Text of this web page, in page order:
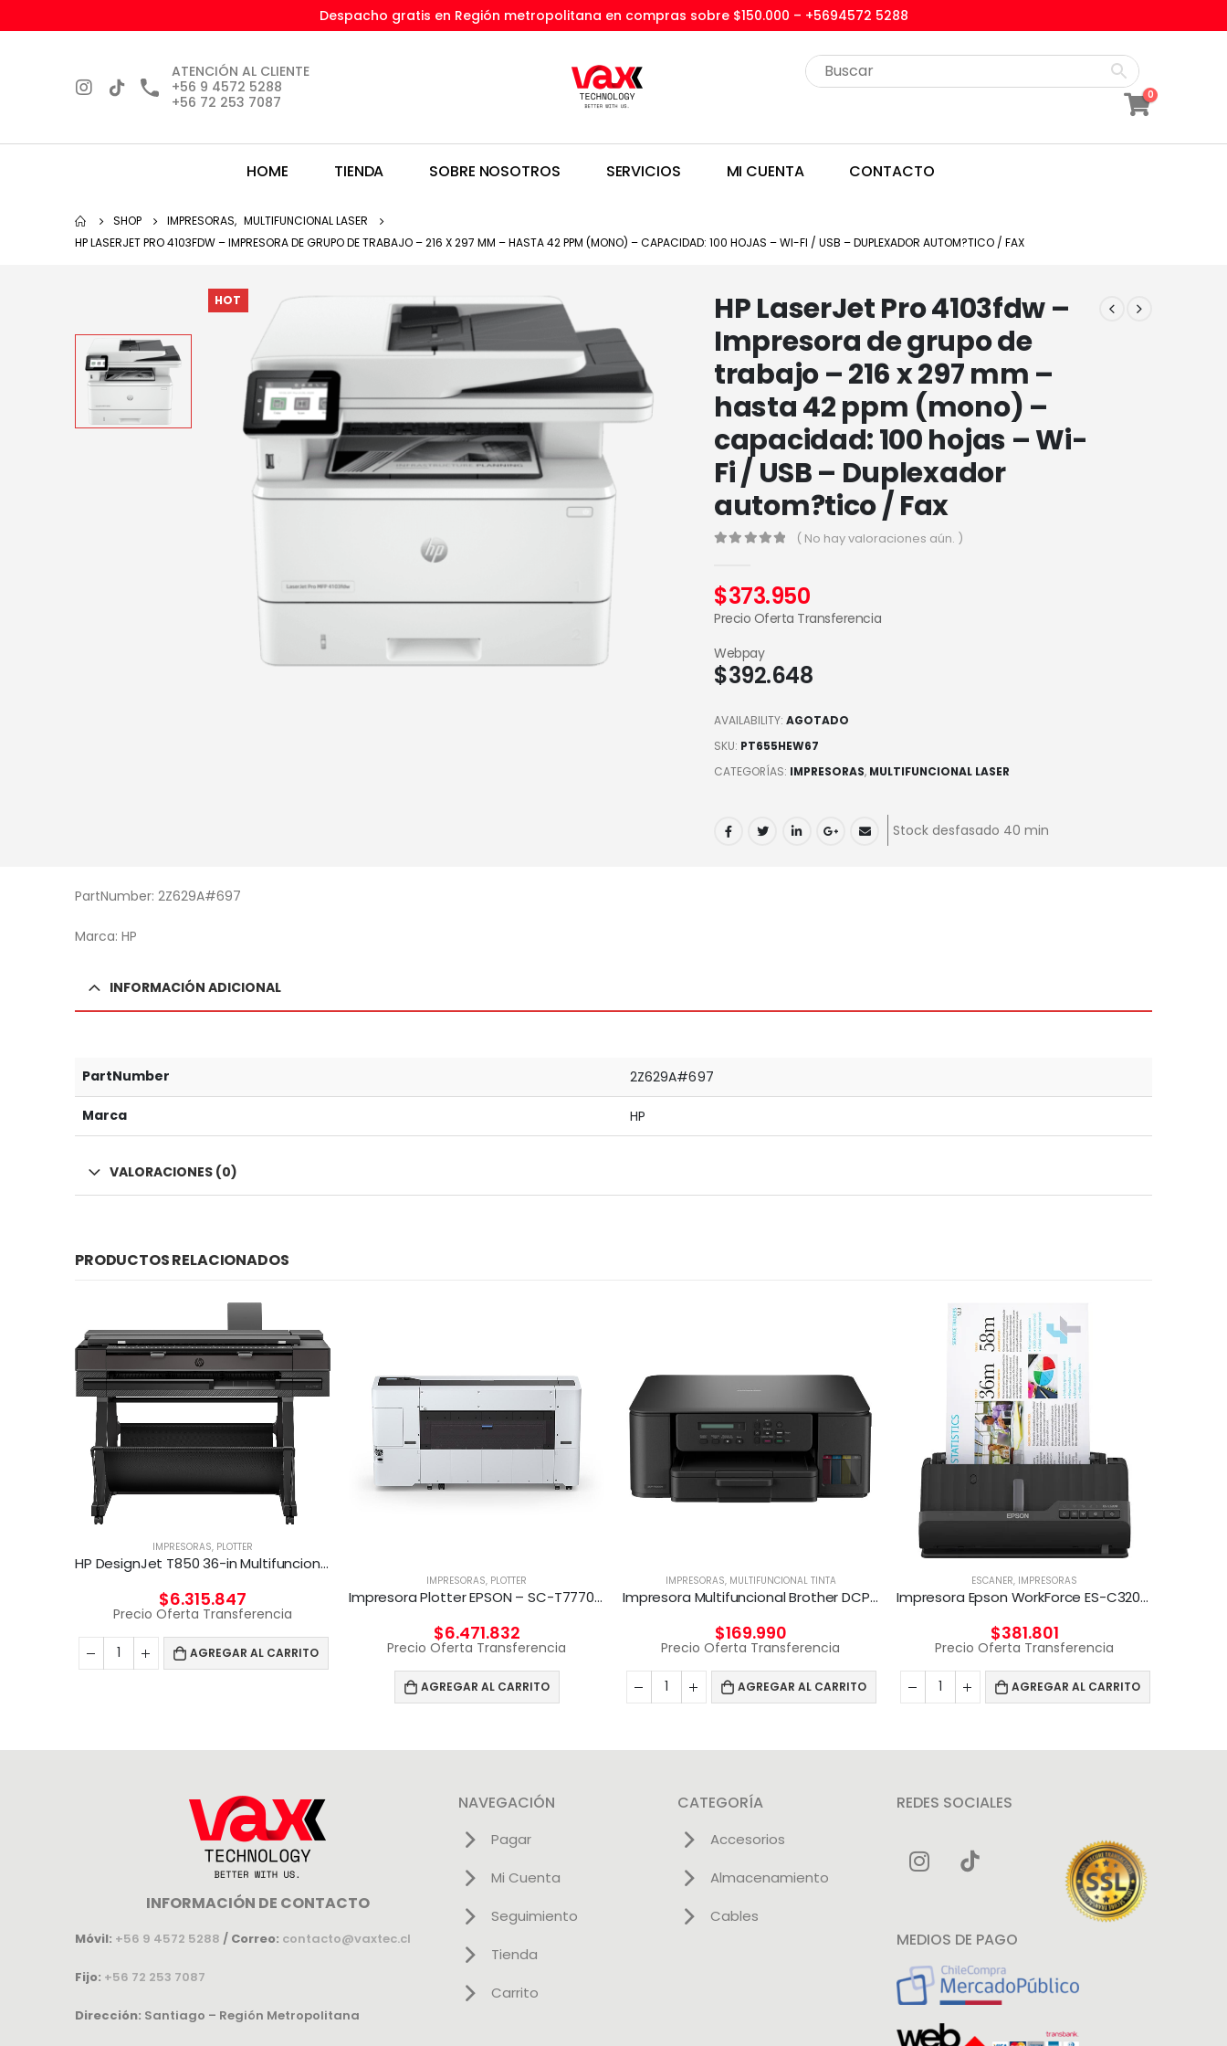
Despacho gratis en Región metropolitana en compras sobre $150.000 – +5694572 5288
ATENCIÓN AL CLIENTE
+56 9 4572 5288
+56 72 253 7087
0
HOME TIENDA SOBRE NOSOTROS SERVICIOS MI CUENTA CONTACTO
SHOP IMPRESORAS, MULTIFUNCIONAL LASER
HP LASERJET PRO 4103FDW – IMPRESORA DE GRUPO DE TRABAJO – 216 X 297 MM – HASTA 42 PPM (MONO) – CAPACIDAD: 100 HOJAS – WI-FI / USB – DUPLEXADOR AUTOM?TICO / FAX
HOT
HP LaserJet Pro 4103fdw –
Impresora de grupo de
trabajo – 216 x 297 mm –
hasta 42 ppm (mono) –
capacidad: 100 hojas – Wi-
Fi / USB – Duplexador
autom?tico / Fax
( No hay valoraciones aún. )
$373.950
Precio Oferta Transferencia
$392.648
Webpay
AVAILABILITY: AGOTADO
SKU: PT655HEW67
CATEGORÍAS: IMPRESORAS, MULTIFUNCIONAL LASER
Stock desfasado 40 min
PartNumber: 2Z629A#697
Marca: HP
INFORMACIÓN ADICIONAL
PartNumber 2Z629A#697
Marca HP
VALORACIONES (0)
PRODUCTOS RELACIONADOS
IMPRESORAS, PLOTTER
HP DesignJet T850 36-in Multifuncional
$6.315.847
Precio Oferta Transferencia
AGREGAR AL CARRITO
IMPRESORAS, PLOTTER
Impresora Plotter EPSON – SC-T7770DR 44 PRINTER
$6.471.832
Precio Oferta Transferencia
AGREGAR AL CARRITO
IMPRESORAS, MULTIFUNCIONAL TINTA
Impresora Multifuncional Brother DCP-T530DW
$169.990
Precio Oferta Transferencia
AGREGAR AL CARRITO
ESCANER, IMPRESORAS
Impresora Epson WorkForce ES-C320W
$381.801
Precio Oferta Transferencia
AGREGAR AL CARRITO
INFORMACIÓN DE CONTACTO
Móvil: +56 9 4572 5288 / Correo: contacto@vaxtec.cl
Fijo: +56 72 253 7087
Dirección: Santiago – Región Metropolitana
NAVEGACIÓN
Pagar
Mi Cuenta
Seguimiento
Tienda
Carrito
CATEGORÍA
Accesorios
Almacenamiento
Cables
REDES SOCIALES
MEDIOS DE PAGO